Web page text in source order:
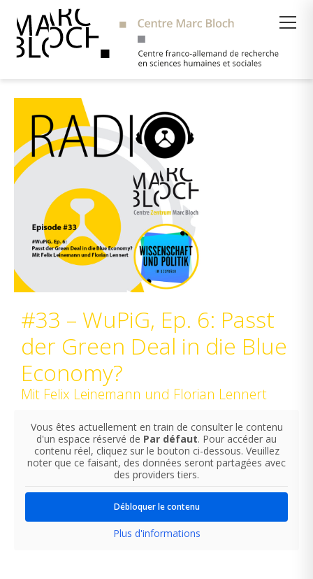
#33 – WuPiG, Ep. 6: Passt
der Green Deal in die Blue
Economy?
Mit Felix Leinemann und Florian Lennert
Vous êtes actuellement en train de consulter le contenu
d'un espace réservé de Par défaut. Pour accéder au
contenu réel, cliquez sur le bouton ci-dessous. Veuillez
noter que ce faisant, des données seront partagées avec
des providers tiers.
Débloquer le contenu
Plus d'informations